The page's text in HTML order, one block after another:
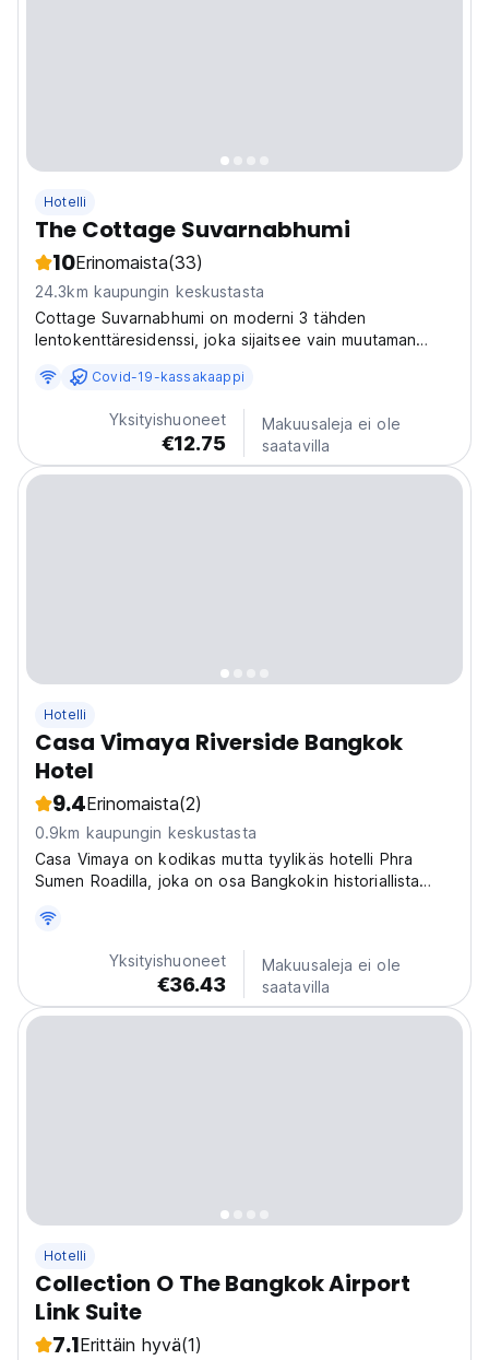
Hotelli
The Cottage Suvarnabhumi
10Erinomaista(33)
24.3km kaupungin keskustasta
Cottage Suvarnabhumi on moderni 3 tähden
lentokenttäresidenssi, joka sijaitsee vain muutaman
minuutin päässä Bangkokin lentokentän linkistä
Covid-19-kassakaappi
Yksityishuoneet
€12.75
Makuusaleja ei ole
saatavilla
Hotelli
Casa Vimaya Riverside Bangkok
Hotel
9.4Erinomaista(2)
0.9km kaupungin keskustasta
Casa Vimaya on kodikas mutta tyylikäs hotelli Phra
Sumen Roadilla, joka on osa Bangkokin historiallista
Yksityishuoneet
€36.43
Makuusaleja ei ole
saatavilla
Hotelli
Collection O The Bangkok Airport
Link Suite
7.1Erittäin hyvä(1)